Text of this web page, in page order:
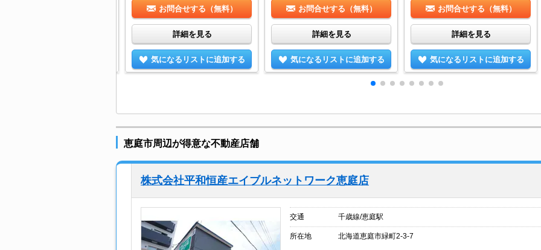
お問合せする（無料）
詳細を見る
気になるリストに追加する
お問合せする（無料）
詳細を見る
気になるリストに追加する
お問合せする（無料）
詳細を見る
気になるリストに追加する
恵庭市周辺が得意な不動産店舗
株式会社平和恒産エイブルネットワーク恵庭店
交通 千歳線/恵庭駅
所在地 北海道恵庭市緑町2-3-7